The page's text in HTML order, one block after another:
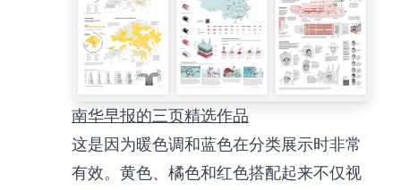
南华早报的三页精选作品
这是因为暖色调和蓝色在分类展示时非常
有效。黄色、橘色和红色搭配起来不仅视